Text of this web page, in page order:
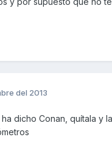
del 2013
dicho Conan, quítala y